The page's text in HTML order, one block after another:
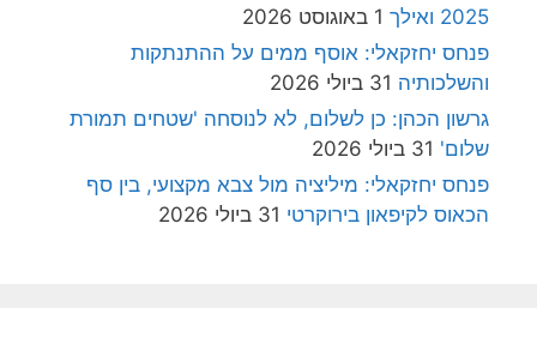
2025 ואילך
1 באוגוסט 2026
פנחס יחזקאלי: אוסף ממים על ההתנתקות
והשלכותיה 31 ביולי 2026
גרשון הכהן: כן לשלום, לא לנוסחה 'שטחים תמורת
שלום' 31 ביולי 2026
פנחס יחזקאלי: מיליציה מול צבא מקצועי, בין סף
הכאוס לקיפאון בירוקרטי 31 ביולי 2026